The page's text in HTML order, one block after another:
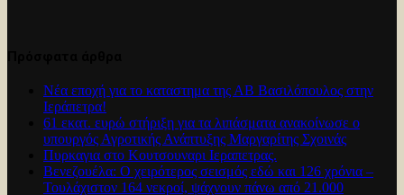
Νέα εποχή για το καταστημα της ΑΒ Βασιλόπουλος στην
Ιεράπετρα!
61 εκατ. ευρώ στήριξη για τα λιπάσματα ανακοίνωσε ο
υπουργός Αγροτικής Ανάπτυξης Μαργαρίτης Σχοινάς
Πυρκαγια στο Κουτσουναρι Ιεραπετρας.
Βενεζουέλα: Ο χειρότερος σεισμός εδώ και 126 χρόνια –
Τουλάχιστον 164 νεκροί, ψάχνουν πάνω από 21.000